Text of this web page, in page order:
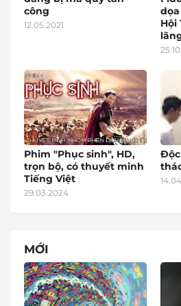
công
12.05.2021
Hội
Phim "Phục sinh", HD,
trọn bộ, có thuyết minh
Tiếng Việt
29.03.2024
MỚI